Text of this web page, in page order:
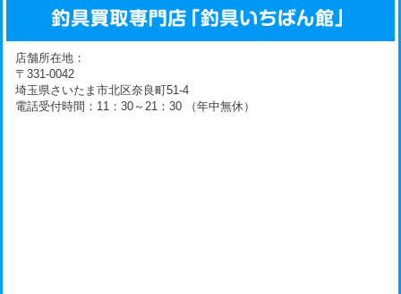
店舗所在地：
〒331-0042
埼玉県さいたま市北区奈良町51-4
電話受付時間：11：30～21：30 （年中無休）